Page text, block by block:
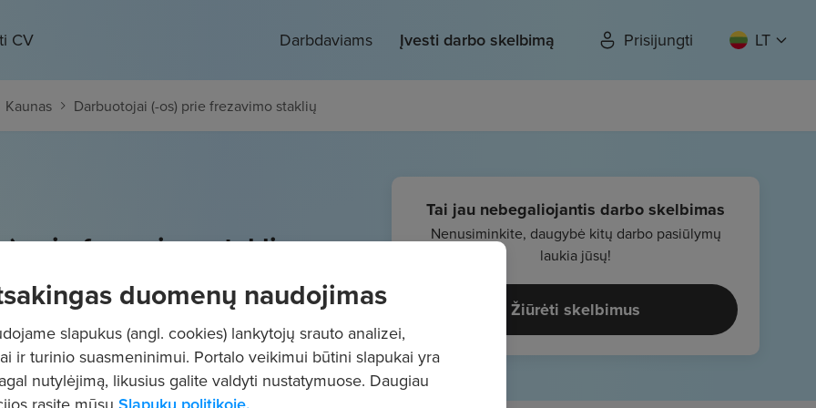
CV Darbdaviams Įvesti darbo skelbimą Prisijungti LT
Kaunas Darbuotojai (-os) prie frezavimo staklių
prie frezavimo staklių
€/mėn. "į rankas"
Tai jau nebegaliojantis darbo skelbimas
Nenusiminkite, daugybė kitų darbo pasiūlymų
laukia jūsų!
Žiūrėti skelbimus
duomenų naudojimas
slapukus (angl. cookies) lankytojų srauto analizei,
ir turinio suasmeninimui. Portalo veikimui būtini slapukai yra
nutylėjimą, likusius galite valdyti nustatymuose. Daugiau